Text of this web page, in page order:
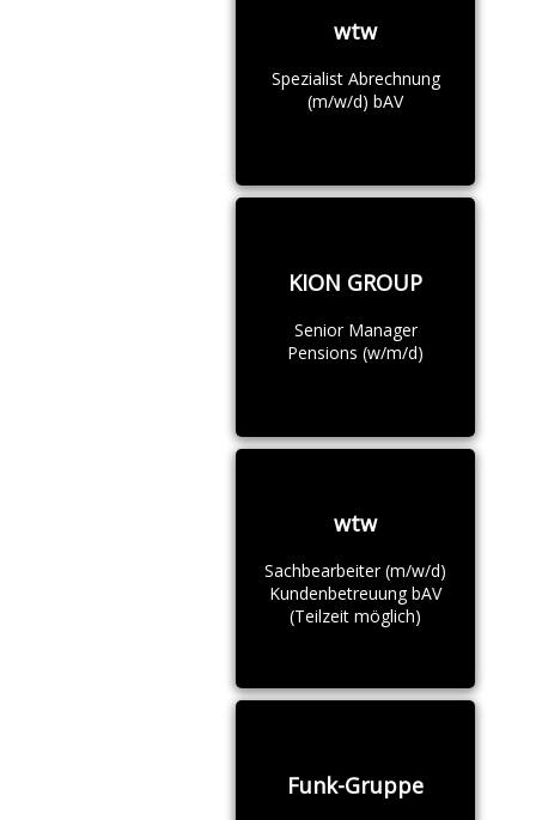
wtw
Spezialist Abrechnung
(m/w/d) bAV
KION GROUP
Senior Manager
Pensions (w/m/d)
wtw
Sachbearbeiter (m/w/d)
Kundenbetreuung bAV
(Teilzeit möglich)
Funk-Gruppe